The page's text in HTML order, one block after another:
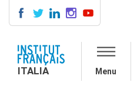
CORSI DI
ITALIA Menu